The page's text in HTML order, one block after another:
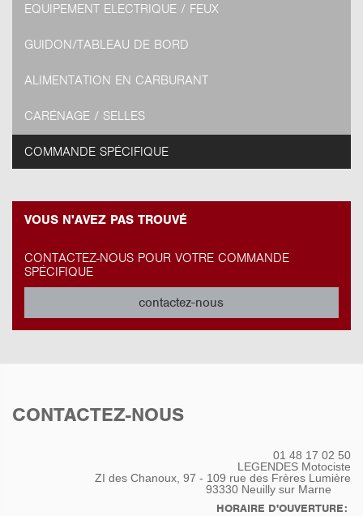
EQUIPEMENT ELECTRIQUE / FEUX
GUIDON/TABLEAU DE BORD
ALIMENTATION EN CARBURANT
CARÉNAGE / SELLES
COMMANDE SPÉCIFIQUE
VOUS N'AVEZ PAS TROUVÉ
CONTACTEZ-NOUS POUR VOTRE COMMANDE
SPÉCIFIQUE
contactez-nous
CONTACTEZ-NOUS
01 48 17 02 50
LEGENDES Motociste
ZI des Chanoux, 97 - 109 rue des Frères Lumière
93330 Neuilly sur Marne
HORAIRE D'OUVERTURE: